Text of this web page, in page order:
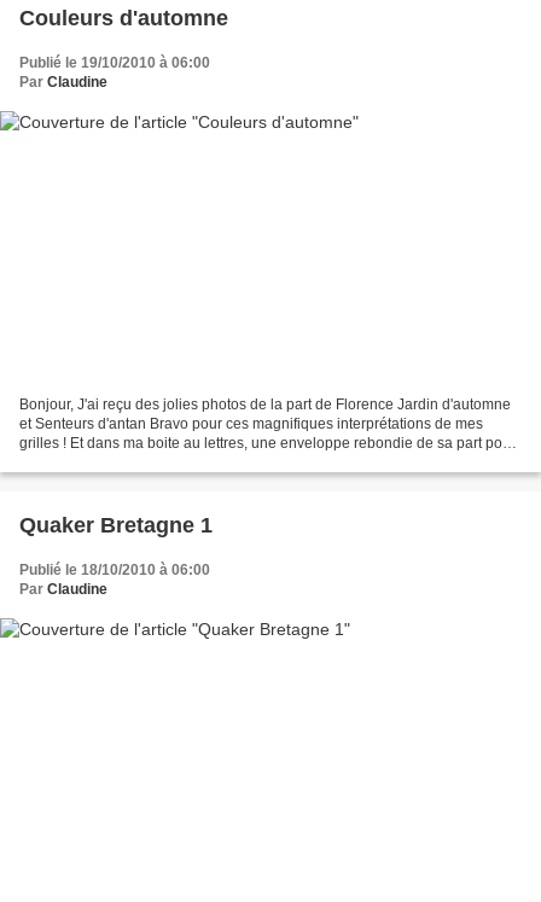
Couleurs d'automne
Publié le 19/10/2010 à 06:00
Par Claudine
Bonjour, J'ai reçu des jolies photos de la part de Florence Jardin d'automne
et Senteurs d'antan Bravo pour ces magnifiques interprétations de mes
grilles ! Et dans ma boite au lettres, une enveloppe rebondie de sa part pour
Quaker Bretagne 1
Publié le 18/10/2010 à 06:00
Par Claudine